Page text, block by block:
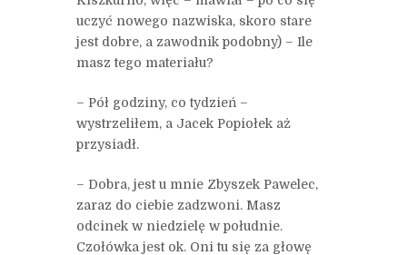
uczyć nowego nazwiska, skoro stare
jest dobre, a zawodnik podobny) – Ile
masz tego materiału?
– Pół godziny, co tydzień –
wystrzeliłem, a Jacek Popiołek aż
przysiadł.
– Dobra, jest u mnie Zbyszek Pawelec,
zaraz do ciebie zadzwoni. Masz
odcinek w niedzielę w południe.
Czołówka jest ok. Oni tu się za głowę